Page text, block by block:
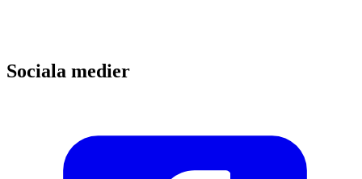
Sociala medier